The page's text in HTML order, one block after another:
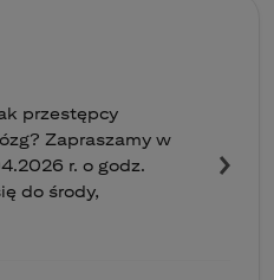
przestępcy
Zapraszamy w
r. o godz.
do środy,